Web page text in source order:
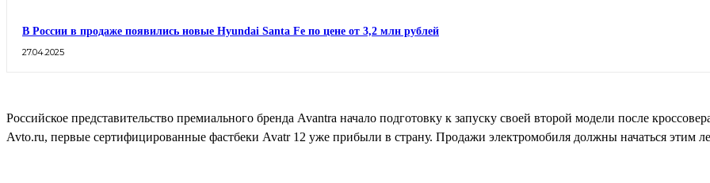
В России в продаже появились новые Hyundai Santa Fe по цене от 3,2 млн рублей
27.04.2025
Российское представительство премиального бренда Avantra начало подготовку к запуску своей второй модели после
Avto.ru, первые сертифицированные фастбеки Avatr 12 уже прибыли в страну. Продажи электромобиля должны начаться этим